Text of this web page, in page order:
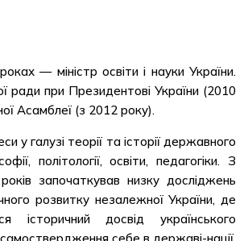
— міністр освіти і науки України.
ради при Президентові України (2010
Асамблеї (з 2012 року).
у галузі теорії та історії державного
політології, освіти, педагогіки. З
започаткував низку досліджень
розвитку незалежної України, де
історичний досвід українського